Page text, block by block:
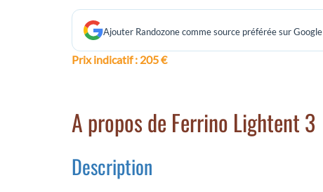
Ajouter Randozone comme source préférée sur Google
Prix indicatif: 205 €
A propos de Ferrino Lightent 3
Description